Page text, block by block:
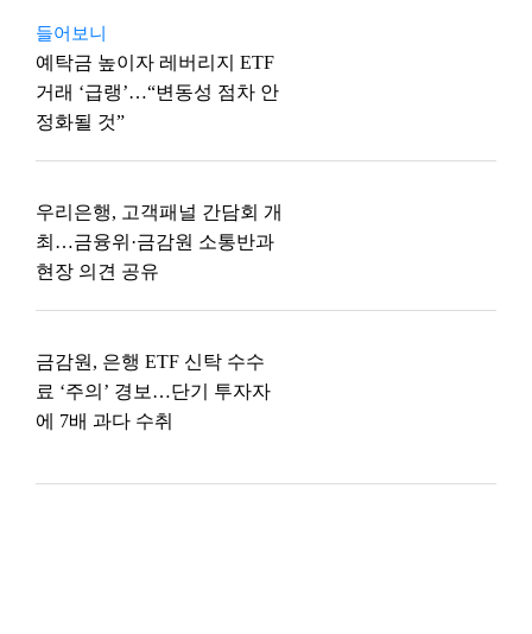
들어보니
예탁금 높이자 레버리지 ETF
거래 ‘급랭’…“변동성 점차 안
정화될 것”
우리은행, 고객패널 간담회 개
최…금융위·금감원 소통반과
현장 의견 공유
금감원, 은행 ETF 신탁 수수
료 ‘주의’ 경보…단기 투자자
에 7배 과다 수취